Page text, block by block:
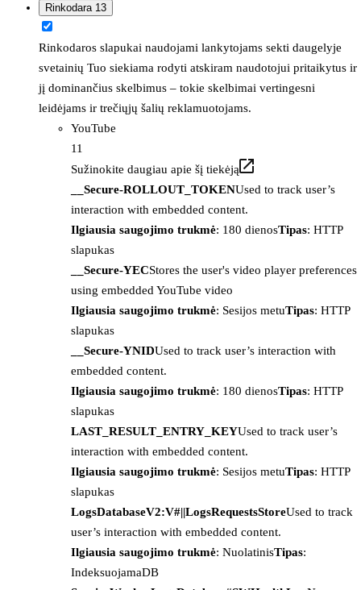
Rinkodara 13
Rinkodaros slapukai naudojami lankytojams sekti daugelyje
svetainių Tuo siekiama rodyti atskiram naudotojui pritaikytus ir
jį dominančius skelbimus – tokie skelbimai vertingesni
leidėjams ir trečiųjų šalių reklamuotojams.
YouTube
11
Sužinokite daugiau apie šį tiekėją
__Secure-ROLLOUT_TOKENUsed to track user’s
interaction with embedded content.
Ilgiausia saugojimo trukmė: 180 dienosTipas: HTTP
slapukas
__Secure-YECStores the user's video player preferences
using embedded YouTube video
Ilgiausia saugojimo trukmė: Sesijos metuTipas: HTTP
slapukas
__Secure-YNIDUsed to track user’s interaction with
embedded content.
Ilgiausia saugojimo trukmė: 180 dienosTipas: HTTP
slapukas
LAST_RESULT_ENTRY_KEYUsed to track user’s
interaction with embedded content.
Ilgiausia saugojimo trukmė: Sesijos metuTipas: HTTP
slapukas
LogsDatabaseV2:V#||LogsRequestsStoreUsed to track
user’s interaction with embedded content.
Ilgiausia saugojimo trukmė: NuolatinisTipas:
IndeksuojamaDB